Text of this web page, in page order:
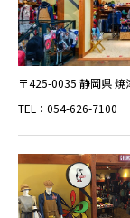
〒425-0035 静岡県 焼
TEL：054-626-7100